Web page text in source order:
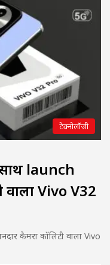
टेक्नोलॉजी
launch
Vivo V32
कैमरा कॉलिटी वाला Vivo